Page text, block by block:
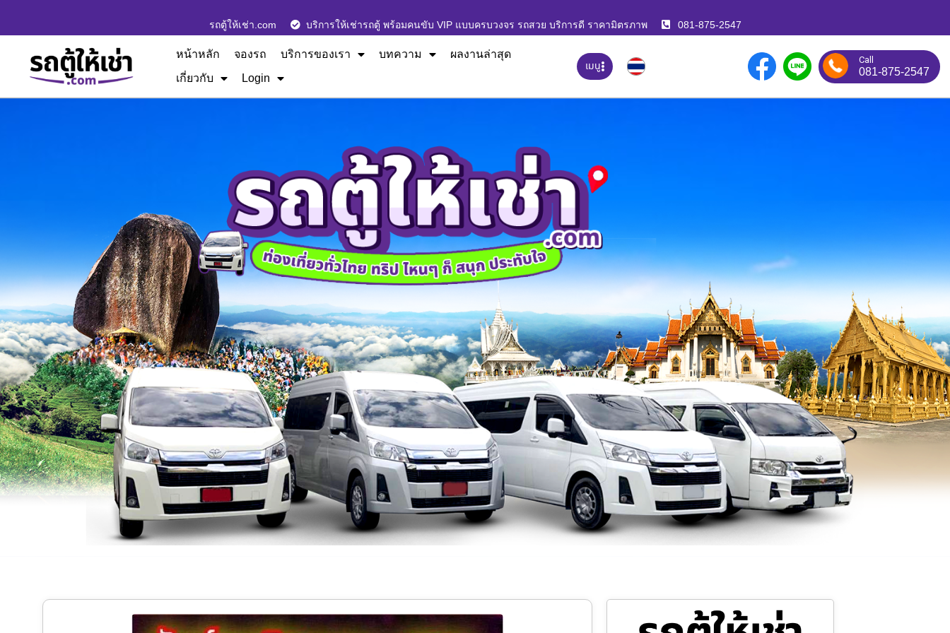
รถตู้ให้เช่า.com บริการให้เช่ารถตู้ พร้อมคนขับ VIP แบบครบวงจร รถสวย บริการดี ราคามิตรภาพ 081-875-2547
หน้าหลัก จองรถ บริการของเรา บทความ
ผลงานล่าสุด
เกี่ยวกับ
Login
เมนู Call
081-875-2547